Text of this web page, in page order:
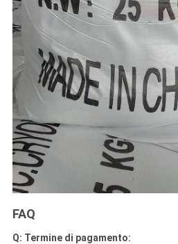
FAQ
Q: Termine di pagamento: